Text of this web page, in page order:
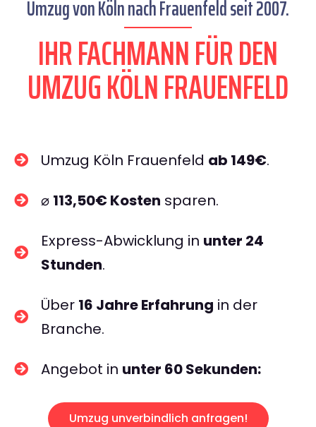
Umzug von Köln nach Frauenfeld seit 2007.
IHR FACHMANN FÜR DEN
UMZUG KÖLN FRAUENFELD
Umzug Köln Frauenfeld ab 149€.
⌀ 113,50€ Kosten sparen.
Express-Abwicklung in unter 24
Stunden.
Über 16 Jahre Erfahrung in der
Branche.
Angebot in unter 60 Sekunden:
Umzug unverbindlich anfragen!